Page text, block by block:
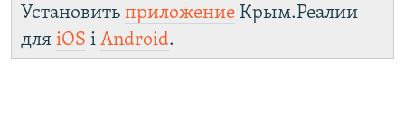
Установить приложение Крым.Реалии
для iOS і Android.